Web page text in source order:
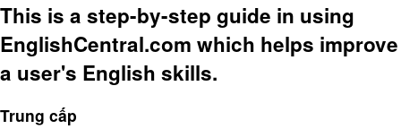
This is a step-by-step guide in using
EnglishCentral.com which helps improve
a user's English skills.
Trung cấp